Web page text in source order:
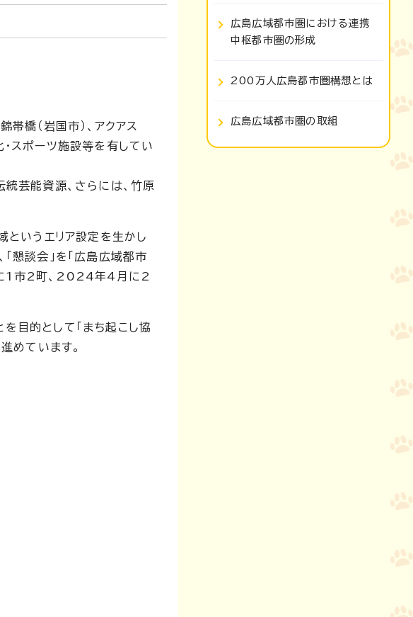
帯橋（岩国市）、アクアス
・スポーツ施設等を有してい
統芸能資源、さらには、竹原
いうエリア設定を生かし
懇談会」を「広島広域都市
1市2町、2024年4月に2
目的として「まち起こし協
めています。
広島広域都市圏における連携
中枢都市圏の形成
200万人広島都市圏構想とは
広島広域都市圏の取組